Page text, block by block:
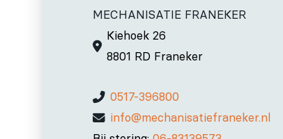
MECHANISATIE FRANEKER
Kiehoek 26
8801 RD Franeker
0517-396800
info@mechanisatiefraneker.nl